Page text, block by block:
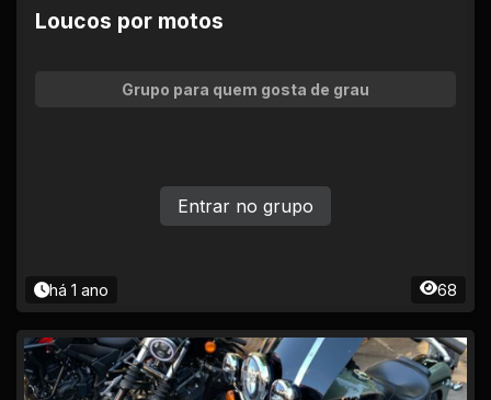
Loucos por motos
Grupo para quem gosta de grau
há 1 ano 68
Entrar no grupo